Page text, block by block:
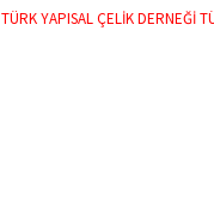
TÜRK YAPISAL ÇELİK